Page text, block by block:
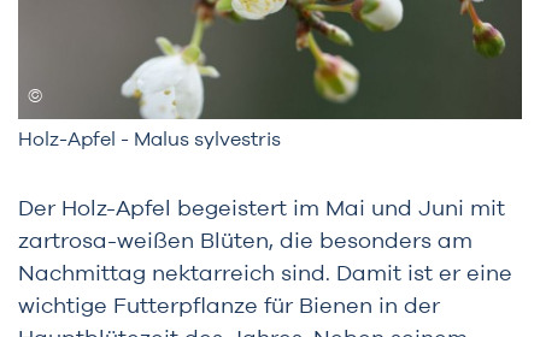
Holz-Apfel - Malus sylvestris
Der Holz-Apfel begeistert im Mai und Juni mit
zartrosa-weißen Blüten, die besonders am
Nachmittag nektarreich sind. Damit ist er eine
wichtige Futterpflanze für Bienen in der